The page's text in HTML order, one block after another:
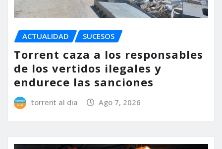
ACTUALIDAD SUCESOS
Torrent caza a los responsables
de los vertidos ilegales y
endurece las sanciones
torrent al dia Ago 7, 2026